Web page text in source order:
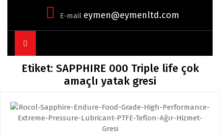
E-mail eymen@eymenltd.com
Button
Etiket: SAPPHIRE 000 Triple life çok
amaçlı yatak gresi